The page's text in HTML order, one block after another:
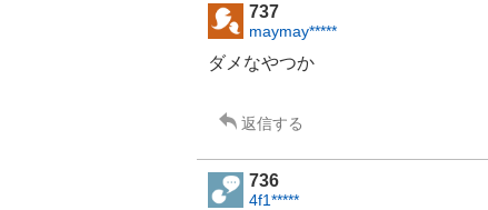
737
maymay*****
ダメなやつか
返信する
736
4f1*****